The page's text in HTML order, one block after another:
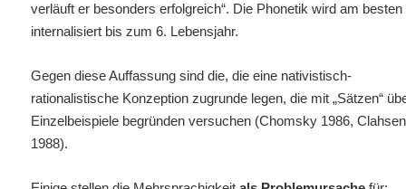
verläuft er besonders erfolgreich“. Die Phonetik wird am besten
internalisiert bis zum 6. Lebensjahr.
Gegen diese Auffassung sind die, die eine nativistisch-
rationalistische Konzeption zugrunde legen, die mit „Sätzen“
Einzelbeispiele begründen versuchen (Chomsky 1986, Clahsen
1988).